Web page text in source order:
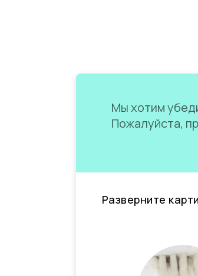
Мы хотим
Пожалуйста,
Разверните